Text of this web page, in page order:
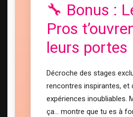
🔧 Bonus :
Pros
leurs portes
Décroche des stages
rencontres inspirantes, et
expériences inoubliables.
ça… montre que tu es à